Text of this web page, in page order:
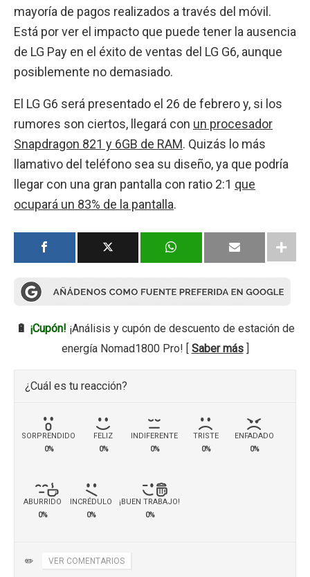
mayoría de pagos realizados a través del móvil.
Está por ver el impacto que puede tener la ausencia
de LG Pay en el éxito de ventas del LG G6, aunque
posiblemente no demasiado.
El LG G6 será presentado el 26 de febrero y, si los
rumores son ciertos, llegará con un procesador
Snapdragon 821 y 6GB de RAM. Quizás lo más
llamativo del teléfono sea su diseño, ya que podría
llegar con una gran pantalla con ratio 2:1 que
ocupará un 83% de la pantalla.
🔋 ¡Cupón! ¡Análisis y cupón de descuento de estación de
energía Nomad1800 Pro! [ Saber más]
¿Cuál es tu reacción?
SORPRENDIDO
0%
FELIZ
0%
INDIFERENTE
0%
TRISTE
0%
ENFADADO
0%
ABURRIDO
0%
INCRÉDULO
0%
¡BUEN TRABAJO!
0%
✏️ VER COMENTARIOS